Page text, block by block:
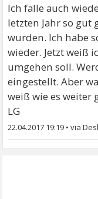
Ich falle auch
letzten Jahr so gut
wurden. Ich habe
wieder. Jetzt weiß
umgehen soll.
eingestellt. Aber
weiß wie es weiter
LG
22.04.2017 19:19 •